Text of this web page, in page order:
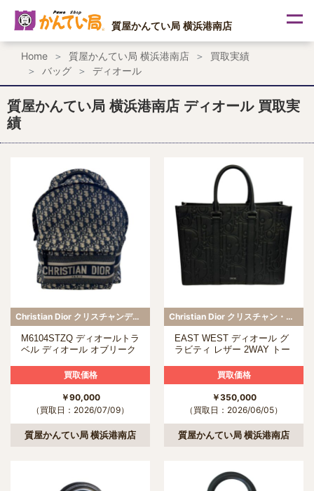
ス
プ
質屋かんてい局 横浜港南店
Home 質屋かんてい局 横浜港南店
買取実績
バッグ
ディオール
質屋かんてい局 横浜港南店 ディオール 買取実
績
Christian Dior クリスチャンディオール
M6104STZQ ディオールトラ
ベル ディオール オブリーク
買取価格
￥90,000
（買取日：2026/07/09）
質屋かんてい局 横浜港南店
Christian Dior クリスチャン・ディオール
EAST WEST ディオール グ
ラビティ レザー 2WAY トー
買取価格
￥350,000
（買取日：2026/06/05）
質屋かんてい局 横浜港南店